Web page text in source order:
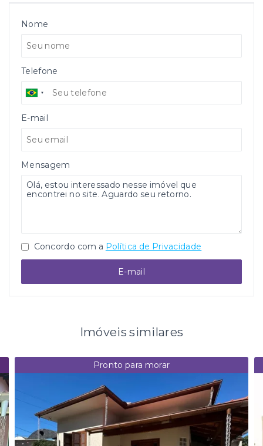
Nome
Telefone
E-mail
Mensagem
Concordo com a Política de Privacidade
E-mail
Imóveis similares
Pronto para morar